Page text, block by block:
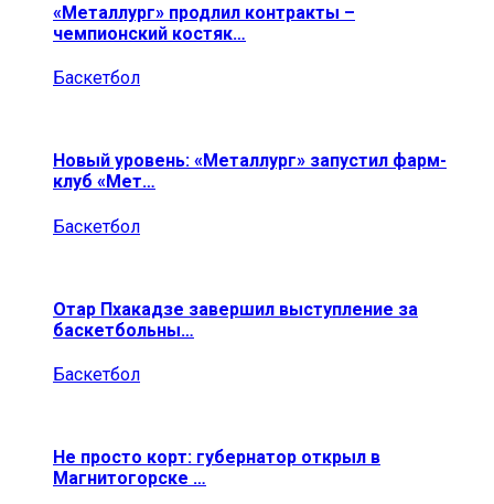
«Металлург» продлил контракты –
чемпионский костяк…
Баскетбол
Новый уровень: «Металлург» запустил фарм-
клуб «Мет…
Баскетбол
Отар Пхакадзе завершил выступление за
баскетбольны…
Баскетбол
Не просто корт: губернатор открыл в
Магнитогорске …